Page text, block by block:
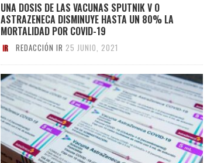
UNA DOSIS DE LAS VACUNAS SPUTNIK V O
ASTRAZENECA DISMINUYE HASTA UN 80% LA
MORTALIDAD POR COVID-19
REDACCIÓN IR 25 JUNIO, 2021